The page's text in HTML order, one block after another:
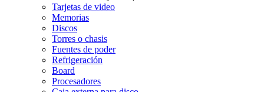
Tarjetas de video
Memorias
Discos
Torres o chasis
Fuentes de poder
Refrigeración
Board
Procesadores